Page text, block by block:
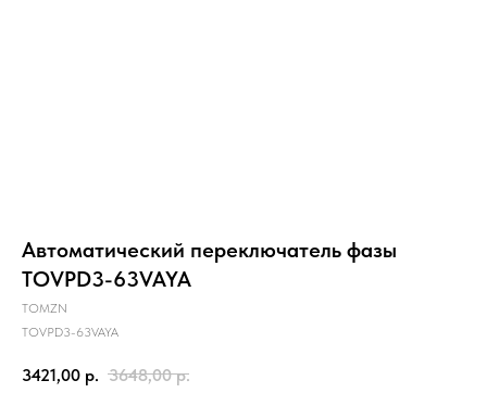
Автоматический переключатель фазы
TOVPD3-63VAYA
TOMZN
TOVPD3-63VAYA
3421,00 р. 3648,00 р.